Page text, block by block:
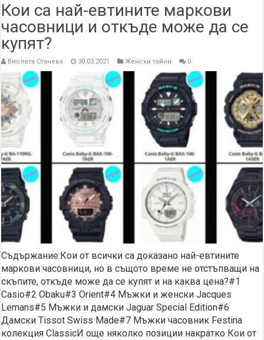
Кои са най-евтините маркови
часовници и откъде може да се
купят?
Виолета Станева 30.03.2021 Женски тайни 0
Съдържание:Кои от всички са доказано най-евтините
маркови часовници, но в същото време не отстъпващи на
скъпите, откъде може да се купят и на каква цена?#1
Casio#2 Obaku#3 Orient#4 Мъжки и женски Jacques
Lemans#5 Мъжки и дамски Jaguar Special Edition#6
Дамски Tissot Swiss Made#7 Мъжки часовник Festina
колекция ClassicИ още няколко позиции накратко Кои от